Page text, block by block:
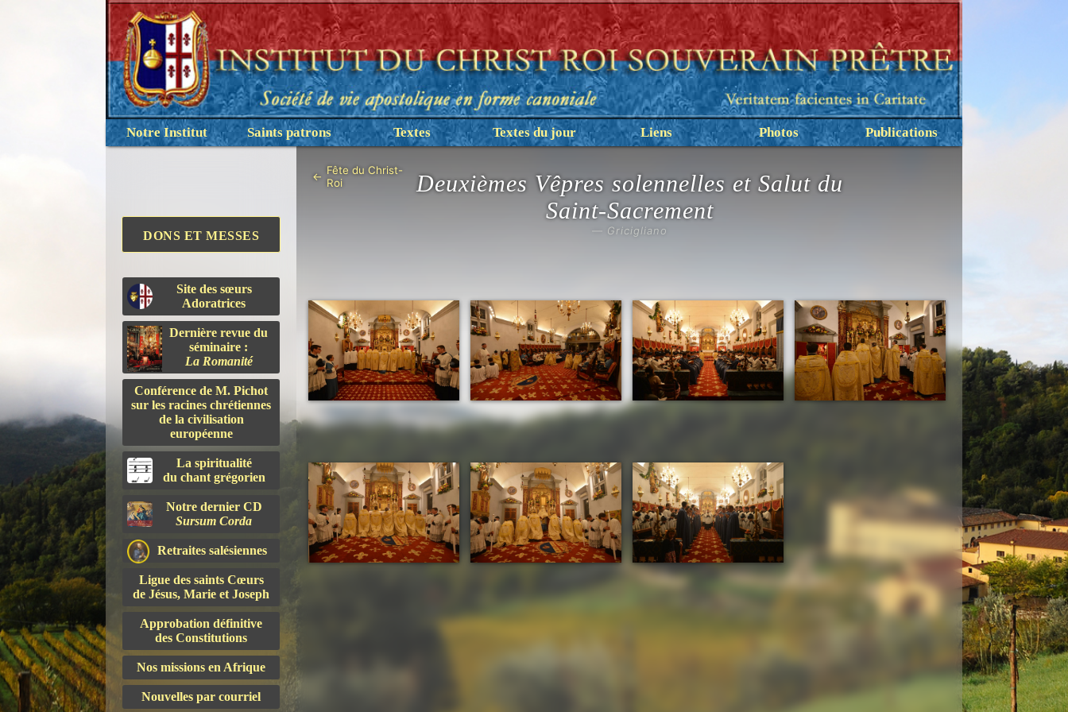
Notre Institut Saints patrons Textes Textes du jour Liens Photos Publications
DONS ET MESSES
Site des sœurs
Adoratrices
Dernière revue du
séminaire :
La Romanité
Conférence de M. Pichot
sur les racines chrétiennes
de la civilisation
européenne
La spiritualité
du chant grégorien
Notre dernier CD
Sursum Corda
Retraites salésiennes
Ligue des saints Cœurs
de Jésus, Marie et Joseph
Approbation définitive
des Constitutions
Nos missions en Afrique
Nouvelles par courriel
← Fête du Christ-
Roi
Deuxièmes Vêpres solennelles et Salut du
Saint-Sacrement
— Gricigliano